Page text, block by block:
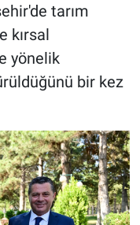
tarım
kırsal
yönelik
bir kez